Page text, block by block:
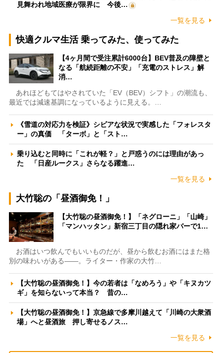
見舞われ地域医療が限界に 今後…
一覧を見る
快適クルマ生活 乗ってみた、使ってみた
【4ヶ月間で受注累計6000台】BEV普及の障壁と
なる「航続距離の不安」「充電のストレス」解
消…
あれほどもてはやされていた「EV（BEV）シフト」の潮流も、
最近では減速基調になっているように見える。…
《雪道の対応力を検証》シビアな状況で実感した「フォレスタ
ー」の真価 「ターボ」と「スト…
乗り込むと同時に「これが軽？」と戸惑うのには理由があっ
た 「日産ルークス」さらなる躍進…
一覧を見る
大竹聡の「昼酒御免！」
【大竹聡の昼酒御免！】「ネグローニ」「山崎」
「マンハッタン」新宿三丁目の隠れ家バーで1…
お酒はいつ飲んでもいいものだが、昼から飲むお酒にはまた格
別の味わいがある――。ライター・作家の大竹…
【大竹聡の昼酒御免！】今の若者は「なめろう」や「キヌカツ
ギ」を知らないって本当？ 昔の…
【大竹聡の昼酒御免！】京急線で多摩川越えて「川崎の大衆酒
場」へと昼酒旅 押し寄せるノス…
一覧を見る